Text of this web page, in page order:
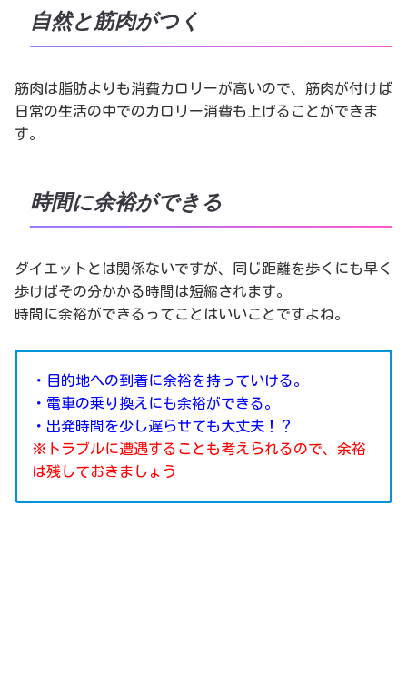
自然と筋肉がつく
筋肉は脂肪よりも消費カロリーが高いので、筋肉が付けば
日常の生活の中でのカロリー消費も上げることができま
す。
時間に余裕ができる
ダイエットとは関係ないですが、同じ距離を歩くにも早く
歩けばその分かかる時間は短縮されます。
時間に余裕ができるってことはいいことですよね。
・目的地への到着に余裕を持っていける。
・電車の乗り換えにも余裕ができる。
・出発時間を少し遅らせても大丈夫！？
※トラブルに遭遇することも考えられるので、余裕
は残しておきましょう